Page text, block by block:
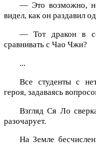
— Это возможно,
видел, как он раздавил
— Тот дракон в
сравнивать с Чао Чжи?
...
Все студенты с
героя, задаваясь
Взгляд Ся Ло
разочарует.
На Земле